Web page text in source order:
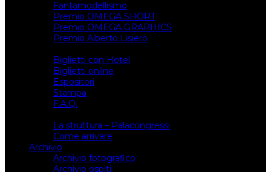
Fantamodellismo
Premio OMEGA SHORT
Premio OMEGA GRAPHICS
Premio Alberto Lisiero
Biglietti con Hotel
Biglietti online
Espositori
Stampa
F.A.Q.
La struttura – Palacongressi
Come arrivare
Archivio
Archivio fotografico
Archivio ospiti